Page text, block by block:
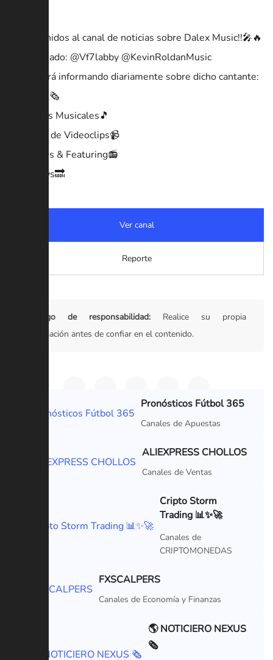
~Bienvenidos al canal de noticias sobre Dalex Music!!🎤🔥
Canal Aliado: @Vf7labby @KevinRoldanMusic
√Se estará informando diariamente sobre dicho cantante:
•Notícias🗞
•Estrenos Musicales🎵
•Estreno de Videoclips📹
•Rumores & Featuring📻
•Previews🔜
Ver canal
Reporte
Descargo de responsabilidad: Realice su propia
investigación antes de confiar en el contenido.
Pronósticos Fútbol 365
Canales de Apuestas
ALIEXPRESS CHOLLOS
Canales de Ventas
Cripto Storm
Trading 📊✨🚀
Canales de
CRIPTOMONEDAS
FXSCALPERS
Canales de Economía y Finanzas
🌎 NOTICIERO NEXUS
🗞